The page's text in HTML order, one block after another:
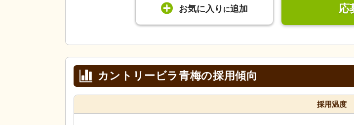
お気に入り に追加 応
カントリービラ青梅の採用傾向
採用温度